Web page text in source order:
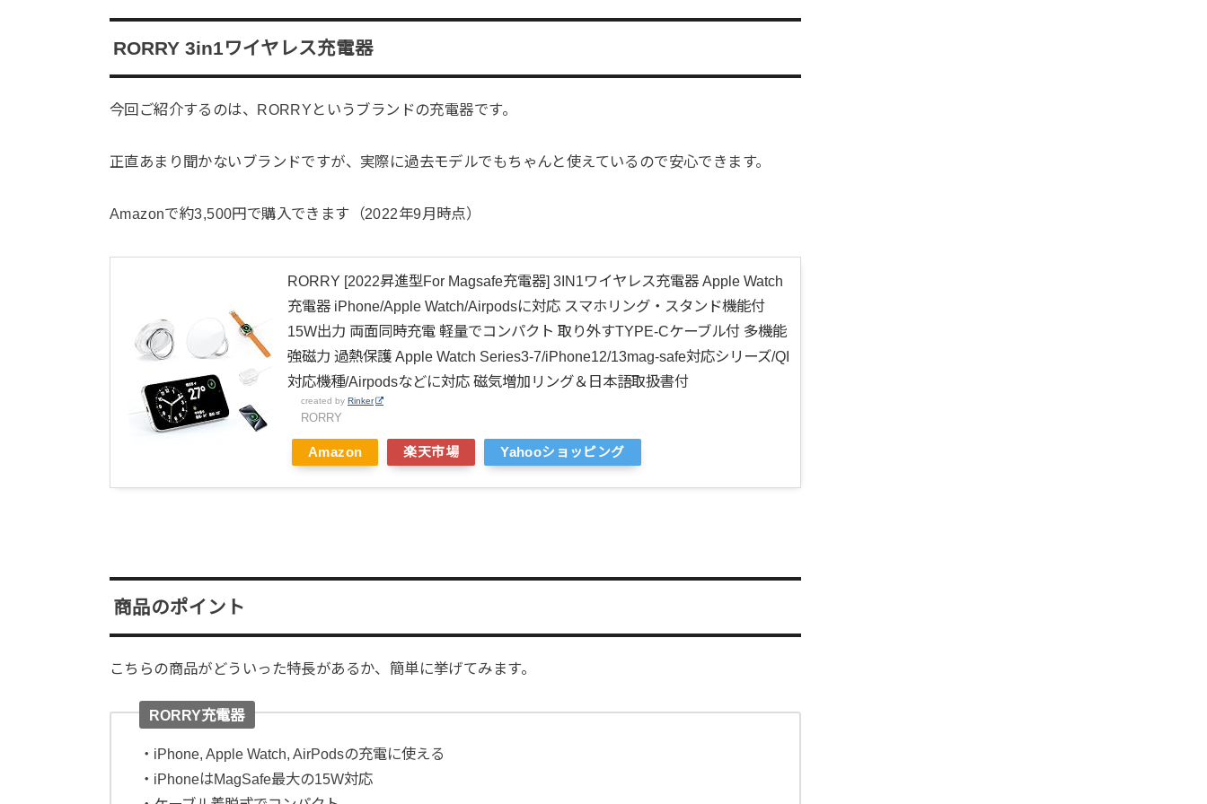
RORRY 3in1ワイヤレス充電器
今回ご紹介するのは、RORRYというブランドの充電器です。
正直あまり聞かないブランドですが、実際に過去モデルでもちゃんと使えているので安心できます。
Amazonで約3,500円で購入できます（2022年9月時点）
RORRY [2022昇進型For Magsafe充電器] 3IN1ワイヤレス充電器 Apple Watch
充電器 iPhone/Apple Watch/Airpodsに対応 スマホリング・スタンド機能付
15W出力 両面同時充電 軽量でコンパクト 取り外すTYPE-Cケーブル付 多機能
強磁力 過熱保護 Apple Watch Series3-7/iPhone12/13mag-safe対応シリーズ/QI
対応機種/Airpodsなどに対応 磁気増加リング＆日本語取扱書付
created by Rinker
RORRY
Amazon 楽天市場 Yahooショッピング
商品のポイント
こちらの商品がどういった特長があるか、簡単に挙げてみます。
RORRY充電器
・iPhone, Apple Watch, AirPodsの充電に使える
・iPhoneはMagSafe最大の15W対応